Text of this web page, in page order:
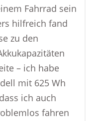
Fahrrad sein
hilfreich fand
zu den
– ich habe
mit 625 Wh
ich auch
fahren